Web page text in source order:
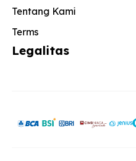
Tentang Kami
Terms
Legalitas